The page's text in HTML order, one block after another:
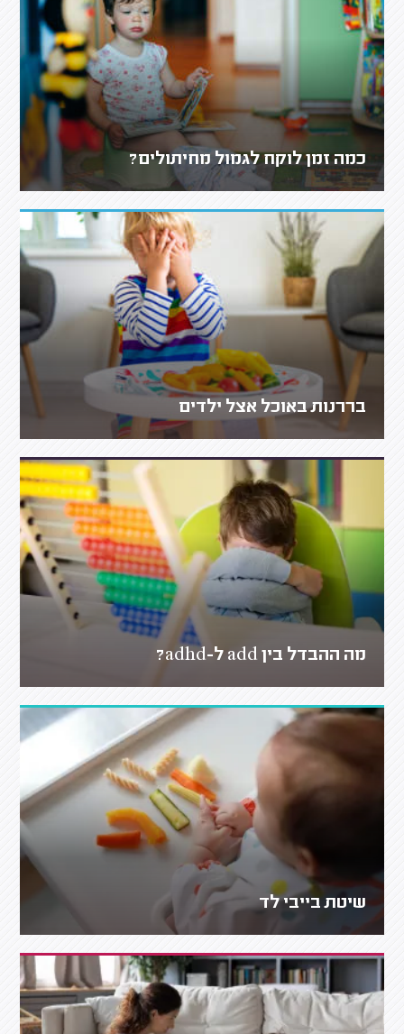
כמה זמן לוקח לגמול מחיתולים?
בררנות באוכל אצל ילדים
מה ההבדל בין add ל-adhd?
שיטת בייבי לד